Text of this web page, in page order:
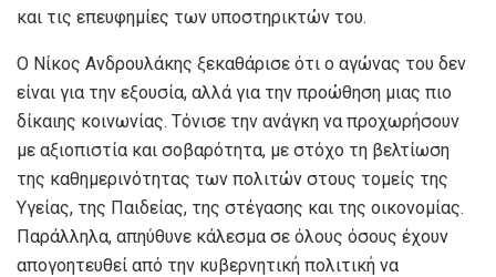
και τις επευφημίες των υποστηρικτών του.
Ο Νίκος Ανδρουλάκης ξεκαθάρισε ότι ο αγώνας του δεν
είναι για την εξουσία, αλλά για την προώθηση μιας πιο
δίκαιης κοινωνίας. Τόνισε την ανάγκη να προχωρήσουν
με αξιοπιστία και σοβαρότητα, με στόχο τη βελτίωση
της καθημερινότητας των πολιτών στους τομείς της
Υγείας, της Παιδείας, της στέγασης και της οικονομίας.
Παράλληλα, απηύθυνε κάλεσμα σε όλους όσους έχουν
απογοητευθεί από την κυβερνητική πολιτική να